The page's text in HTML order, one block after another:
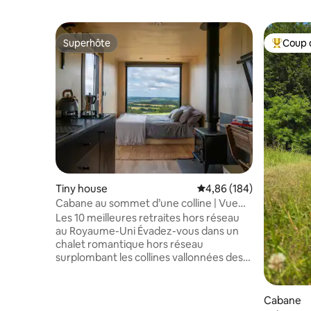
Superhôte
Superhôte
Tiny house Évaluation moyenne
4,86 (184)
Cabane au sommet d’une colline | Vue
panoramique sur les South Downs
Les 10 meilleures retraites hors réseau
au Royaume-Uni Évadez-vous dans un
chalet romantique hors réseau
surplombant les collines vallonnées des
Coups
Coup
Cabane